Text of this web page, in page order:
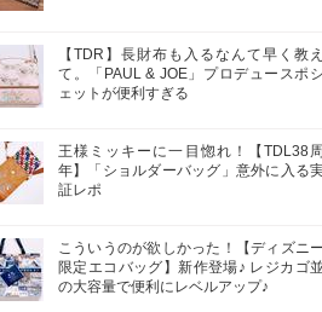
【TDR】長財布も入るなんて早く教え
て。「PAUL & JOE」プロデュースポシ
ェットが便利すぎる
王様ミッキーに一目惚れ！【TDL38周
年】「ショルダーバッグ」意外に入る
証レポ
こういうのが欲しかった！【ディズニー
限定エコバッグ】新作登場♪ レジカゴ並
の大容量で便利にレベルアップ♪